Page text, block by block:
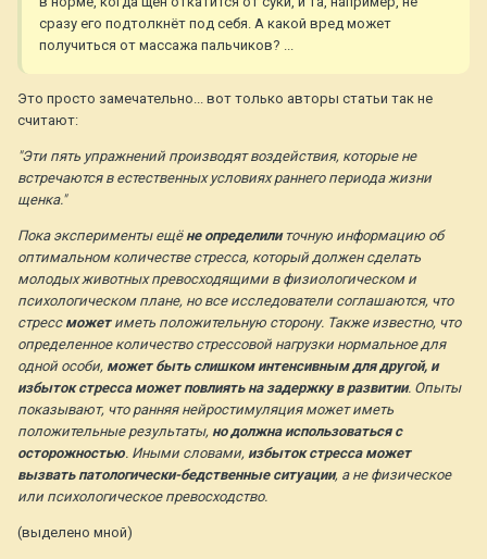
сразу его подтолкнёт под себя. А какой вред может
получиться от массажа пальчиков? ...
Это просто замечательно... вот только авторы статьи так не
считают:
"Эти пять упражнений производят воздействия, которые не
встречаются в естественных условиях раннего периода жизни
щенка."
Пока эксперименты ещёне определилиточную информацию об
оптимальном количестве стресса, который должен сделать
молодых животных превосходящими в физиологическом и
психологическом плане, но все исследователи соглашаются, что
стресс можетиметь положительную сторону. Также известно, что
определенное количество стрессовой нагрузки нормальное для
одной особи, может быть слишком интенсивным для другой, и
избыток стресса может повлиять на задержку в развитии. Опыты
показывают, что ранняя нейростимуляция может иметь
положительные результаты, но должна использоваться с
осторожностью. Иными словами, избыток стресса может
вызвать патологически-бедственные ситуации, а не физическое
или психологическое превосходство.
(выделено мной)